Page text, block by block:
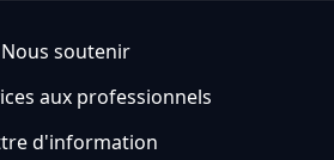
Nous soutenir
aux professionnels
d'information